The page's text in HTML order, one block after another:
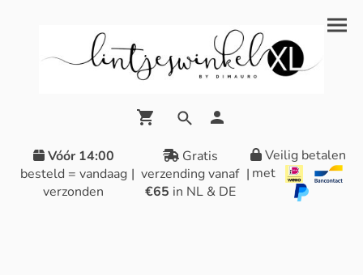
Vóór 14:00
besteld = vandaag
verzonden
|
Gratis
verzending vanaf
€65 in NL & DE
|
Veilig betalen
met